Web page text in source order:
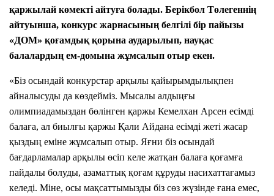
қаржылай көмекті айтуға болады. Берікбол Төлегеннің
айтуынша, конкурс жарнасының белгілі бір пайызы
«ДОМ» қоғамдық қорына аударылып, науқас
балалардың ем-домына жұмсалып отыр екен.
«Біз осындай конкурстар арқылы қайырымдылықпен
айналысуды да көздейміз. Мысалы алдыңғы
олимпиадамыздан бөлінген қаржы Кемелхан Арсен есімді
балаға, ал биылғы қаржы Қали Айдана есімді жеті жасар
қыздың еміне жұмсалып отыр. Яғни біз осындай
бағдарламалар арқылы өсіп келе жатқан балаға қоғамға
пайдалы болуды, азаматтық қоғам құруды насихаттағамыз
келеді. Міне, осы мақсаттымызды біз сөз жүзінде ғана емес,